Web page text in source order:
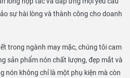
sự hài lòng và thành công cho doanh
trong ngành may mặc, chúng tôi cam
sản phẩm nón chất lượng, đẹp mắt và
nón không chỉ là một phụ kiện mà còn